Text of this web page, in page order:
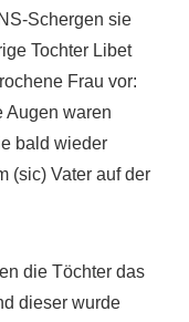
Schergen sie
Tochter Libet
Frau vor:
Augen waren
bald wieder
(sic) Vater auf der
die Töchter das
dieser wurde